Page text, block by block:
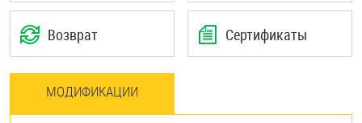
Возврат Сертификаты
МОДИФИКАЦИИ